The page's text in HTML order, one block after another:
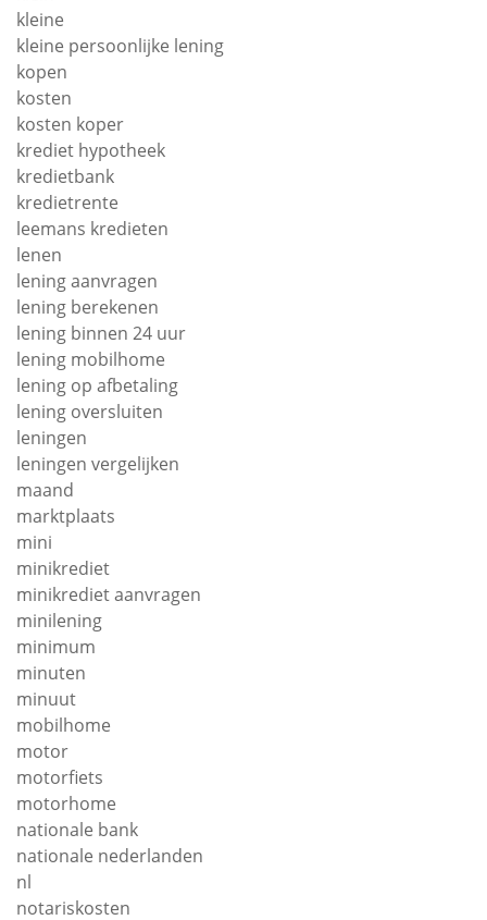
kleine
kleine persoonlijke lening
kopen
kosten
kosten koper
krediet hypotheek
kredietbank
kredietrente
leemans kredieten
lenen
lening aanvragen
lening berekenen
lening binnen 24 uur
lening mobilhome
lening op afbetaling
lening oversluiten
leningen
leningen vergelijken
maand
marktplaats
mini
minikrediet
minikrediet aanvragen
minilening
minimum
minuten
minuut
mobilhome
motor
motorfiets
motorhome
nationale bank
nationale nederlanden
nl
notariskosten